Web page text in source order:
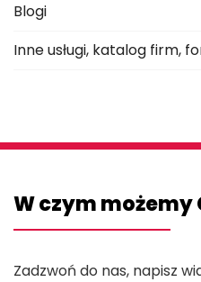
Blogi
Inne usługi, katalog firm,
W czym możemy
Zadzwoń do nas, napisz